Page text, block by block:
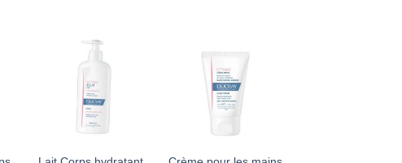
À MES
FAVORIS
AJOUTER
À MES
FAVORIS